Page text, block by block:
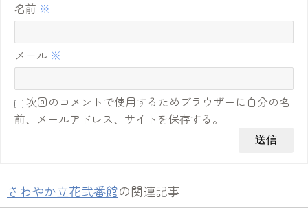
名前 ※
メール ※
次回のコメントで使用するためブラウザーに自分の名
前、メールアドレス、サイトを保存する。
さわやか立花弐番館の関連記事